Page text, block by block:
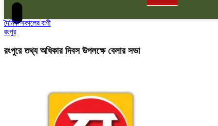
দৈনিক সকালের বাণী
রংপুর
রংপুরে তথ্য অধিকার দিবস উপলক্ষে বেলার সভা